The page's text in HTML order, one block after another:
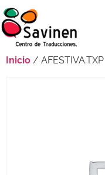
Inicio / AFESTIVA.TXP